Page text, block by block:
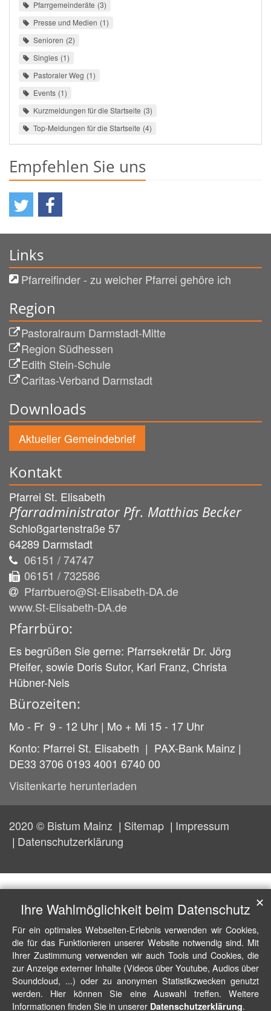
Pfarrgemeinderäte 3
Presse und Medien 1
Senioren 2
Singles 1
Pastoraler Weg 1
Events 1
Kurzmeldungen für die Startseite 3
Top-Meldungen für die Startseite 4
Empfehlen Sie uns
Links
Pfarreifinder - zu welcher Pfarrei gehöre ich
Region
Pastoralraum Darmstadt-Mitte
Region Südhessen
Edith Stein-Schule
Caritas-Verband Darmstadt
Downloads
Aktueller Gemeindebrief
Kontakt
Pfarrei St. Elisabeth
Pfarradministrator Pfr. Matthias Becker
Schloßgartenstraße 57
64289 Darmstadt
06151 / 74747
06151 / 732586
Pfarrbuero@St-Elisabeth-DA.de
www.St-Elisabeth-DA.de
Pfarrbüro:
Es begrüßen Sie gerne: Pfarrsekretär Dr. Jörg
Pfeifer, sowie Doris Sutor, Karl Franz, Christa
Hübner-Nels
Bürozeiten:
Mo - Fr 9 - 12 Uhr | Mo + Mi 15 - 17 Uhr
Konto: Pfarrei St. Elisabeth | PAX-Bank Mainz |
DE33 3706 0193 4001 6740 00
Visitenkarte herunterladen
2020 © Bistum Mainz Sitemap
Impressum
Datenschutzerklärung
Ihre Wahlmöglichkeit beim Datenschutz
Für ein optimales Webseiten-Erlebnis verwenden wir Cookies,
die für das Funktionieren unserer Website notwendig sind. Mit
Ihrer Zustimmung verwenden wir auch Tools und Cookies, die
zur Anzeige externer Inhalte (Videos über Youtube, Audios über
Soundcloud, ...) oder zu anonymen Statistikzwecken genutzt
werden. Hier können Sie eine Auswahl treffen. Weitere
Informationen finden Sie in unserer Datenschutzerklärung.
✕